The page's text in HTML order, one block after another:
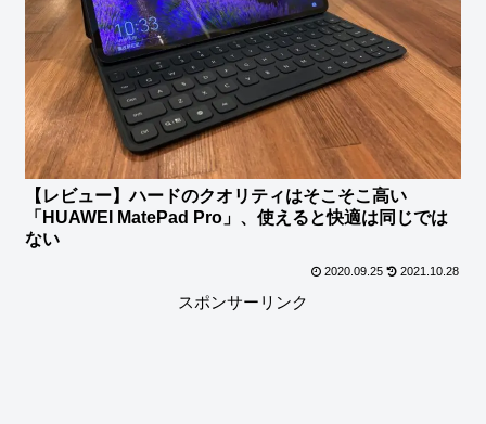
【レビュー】ハードのクオリティはそこそこ高い
「HUAWEI MatePad Pro」、使えると快適は同じでは
ない
2020.09.25 2021.10.28
スポンサーリンク